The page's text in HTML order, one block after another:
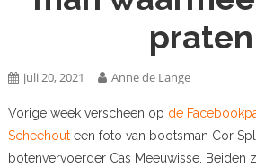
praten
juli 20, 2021 Anne de Lange
Vorige week verscheen op de
Scheehouteen foto van bootsman Cor
botenvervoerder Cas Meeuwisse. Beiden